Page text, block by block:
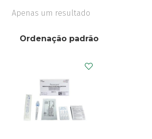
Apenas um resultado